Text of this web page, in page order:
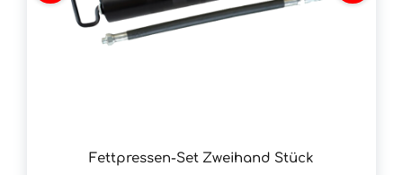
Fettpressen-Set Zweihand Stück